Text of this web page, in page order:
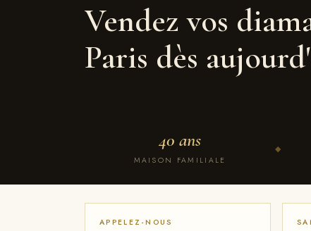
Vendez vos
Paris dès
40 ans
MAISON FAMILIALE
◆
APPELEZ-NOUS